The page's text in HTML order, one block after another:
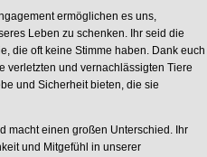
ermöglichen es uns,
Leben zu schenken. Ihr seid die
die oft keine Stimme haben. Dank euch
verletzten und vernachlässigten Tiere
und Sicherheit bieten, die sie
macht einen großen Unterschied. Ihr
und Mitgefühl in unserer